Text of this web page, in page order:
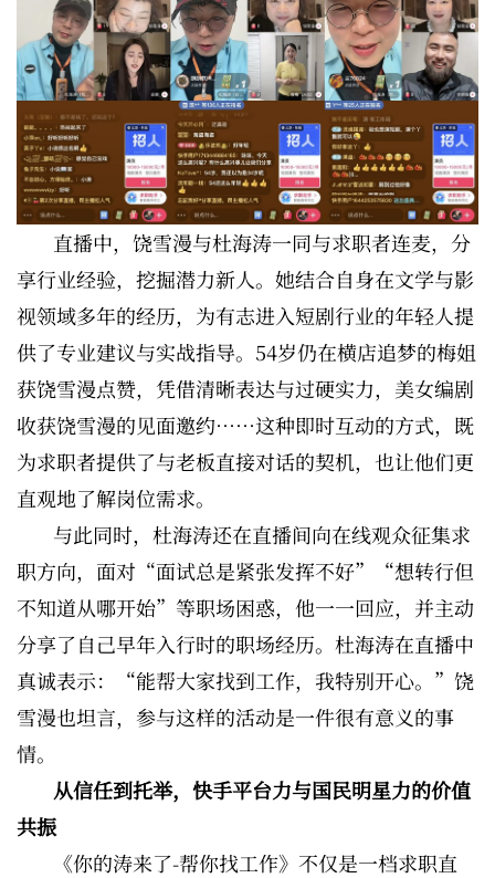
直播中，饶雪漫与杜海涛一同与求职者连麦，分
享行业经验，挖掘潜力新人。她结合自身在文学与影
视领域多年的经历，为有志进入短剧行业的年轻人提
供了专业建议与实战指导。54岁仍在横店追梦的梅姐
获饶雪漫点赞，凭借清晰表达与过硬实力，美女编剧
收获饶雪漫的见面邀约……这种即时互动的方式，既
为求职者提供了与老板直接对话的契机，也让他们更
直观地了解岗位需求。
与此同时，杜海涛还在直播间向在线观众征集求
职方向，面对“面试总是紧张发挥不好”“想转行但
不知道从哪开始”等职场困惑，他一一回应，并主动
分享了自己早年入行时的职场经历。杜海涛在直播中
真诚表示：“能帮大家找到工作，我特别开心。”饶
雪漫也坦言，参与这样的活动是一件很有意义的事
情。
从信任到托举，快手平台力与国民明星力的价值
共振
《你的涛来了-帮你找工作》不仅是一档求职直